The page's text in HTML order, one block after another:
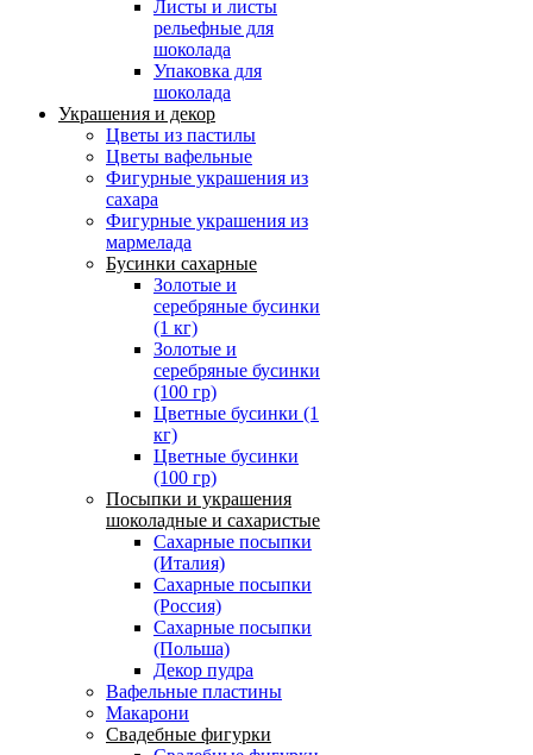
Листы и листы
рельефные для
шоколада
Упаковка для
шоколада
Украшения и декор
Цветы из пастилы
Цветы вафельные
Фигурные украшения из
сахара
Фигурные украшения из
мармелада
Бусинки сахарные
Золотые и
серебряные бусинки
(1 кг)
Золотые и
серебряные бусинки
(100 гр)
Цветные бусинки (1
кг)
Цветные бусинки
(100 гр)
Посыпки и украшения
шоколадные и сахаристые
Сахарные посыпки
(Италия)
Сахарные посыпки
(Россия)
Сахарные посыпки
(Польша)
Декор пудра
Вафельные пластины
Макарони
Свадебные фигурки